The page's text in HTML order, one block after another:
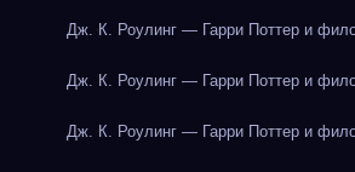
Дж. К. Роулинг — Гарри Поттер и
Дж. К. Роулинг — Гарри Поттер и
Дж. К. Роулинг — Гарри Поттер и